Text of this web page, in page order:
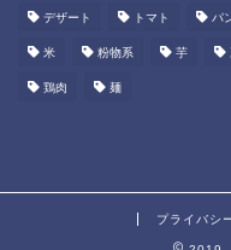
デザート トマト パ
米 粉物系 芋
鶏肉 麺
プライバシ